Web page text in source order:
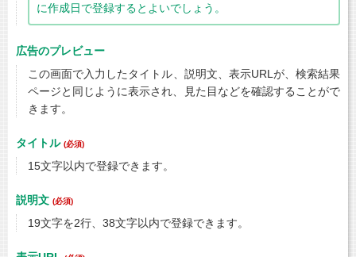
に作成日で登録するとよいでしょう。
広告のプレビュー
この画面で入力したタイトル、説明文、表示URLが、検索結果
ページと同じように表示され、見た目などを確認することがで
きます。
タイトル (必須)
15文字以内で登録できます。
説明文 (必須)
19文字を2行、38文字以内で登録できます。